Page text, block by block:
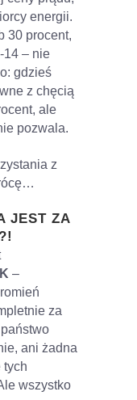
energii.
30 procent,
14 – nie
gdzieś
z chęcią
ale
pozwala.
z
JEST ZA
–
za
ani żadna
tych
wszystko